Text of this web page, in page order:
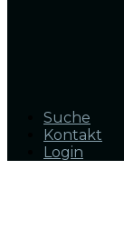
Suche
Kontakt
Login